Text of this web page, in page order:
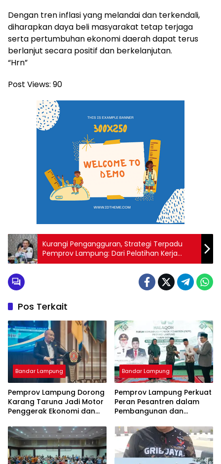
Dengan tren inflasi yang melandai dan terkendali,
diharapkan daya beli masyarakat tetap terjaga
serta pertumbuhan ekonomi daerah dapat terus
berlanjut secara positif dan berkelanjutan.
“Hrn”
Post Views: 90
Kurangi Pengangguran, Strategi Terpadu
Pemprov Lampung: Dari Pelatihan Kerja
hingga Pengembangan Industri
Pos Terkait
Bandar Lampung
Pemprov Lampung Dorong
Karang Taruna Jadi Motor
Penggerak Ekonomi dan
Bandar Lampung
Pemprov Lampung Perkuat
Peran Pesantren dalam
Pembangunan dan